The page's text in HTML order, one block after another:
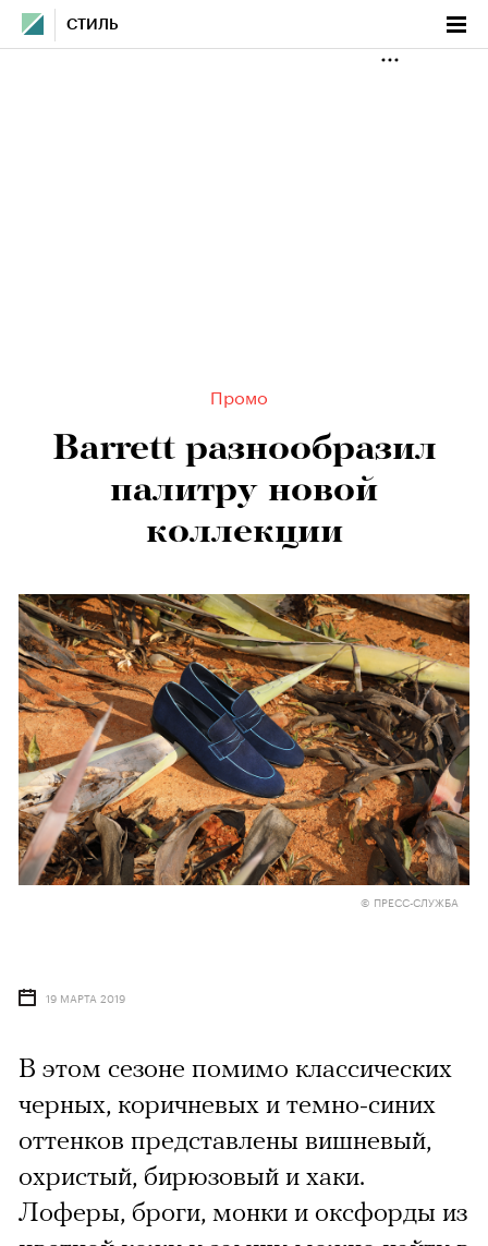
СТИЛЬ
Промо
Barrett разнообразил
палитру новой
коллекции
© ПРЕСС-СЛУЖБА
19 МАРТА 2019
В этом сезоне помимо классических
черных, коричневых и темно-синих
оттенков представлены вишневый,
охристый, бирюзовый и хаки.
Лоферы, броги, монки и оксфорды из